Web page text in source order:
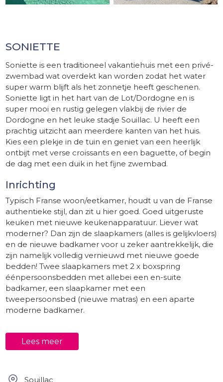
SONIETTE
Soniette is een traditioneel vakantiehuis met een privé-
zwembad wat overdekt kan worden zodat het water
super warm blijft als het zonnetje heeft geschenen.
Soniette ligt in het hart van de Lot/Dordogne en is
super mooi en rustig gelegen vlakbij de rivier de
Dordogne en het leuke stadje Souillac. U heeft een
prachtig uitzicht aan meerdere kanten van het huis.
Kies een plekje in de tuin en geniet van een heerlijk
ontbijt met verse croissants en een baguette, of begin
de dag met een duik in het fijne zwembad.
Inrichting
Typisch Franse woon/eetkamer, houdt u van de Franse
authentieke stijl, dan zit u hier goed. Goed uitgeruste
keuken met nieuwe keukenapparatuur. Liever wat
moderner? Dan zijn de slaapkamers (alles is gelijkvloers)
en de nieuwe badkamer voor u zeker aantrekkelijk, die
zijn namelijk volledig vernieuwd met nieuwe goede
bedden! Twee slaapkamers met 2 x boxspring
éénpersoonsbedden met allebei een en-suite
badkamer, een slaapkamer met een
tweepersoonsbed (nieuwe matras) en een aparte
moderne badkamer.
Buiten
Rondom het huis heeft u meerdere terrassen, zodat u
Lees meer
Souillac